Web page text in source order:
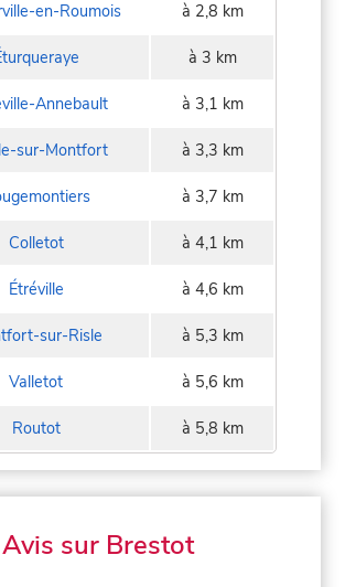
en-Roumois à 2,8 km
à 3 km
Annebault à 3,1 km
sur-Montfort à 3,3 km
à 3,7 km
Colletot à 4,1 km
Étréville à 4,6 km
sur-Risle à 5,3 km
Valletot à 5,6 km
Routot à 5,8 km
Avis sur Brestot